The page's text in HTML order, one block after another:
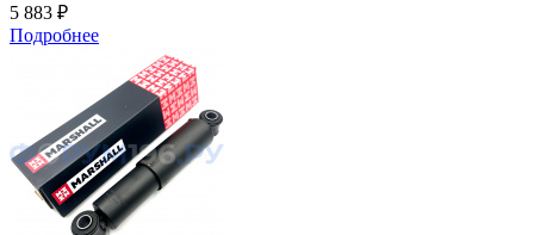
5 883 ₽
Подробнее